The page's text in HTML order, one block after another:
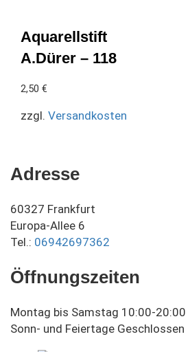
Aquarellstift
A.Dürer – 118
2,50 €
zzgl. Versandkosten
Adresse
60327 Frankfurt
Europa-Allee 6
Tel.: 06942697362
Öffnungszeiten
Montag bis Samstag 10:00-20:00
Sonn- und Feiertage Geschlossen